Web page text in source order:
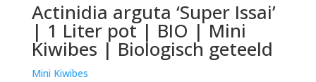
Actinidia arguta ‘Super Issai’
| 1 Liter pot | BIO | Mini
Kiwibes | Biologisch geteeld
Mini Kiwibes